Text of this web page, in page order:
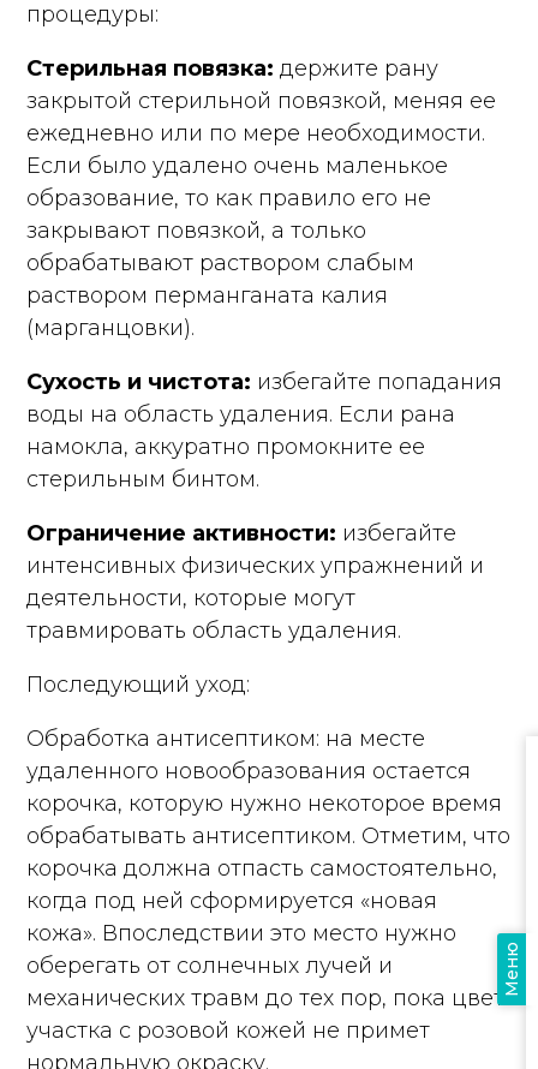
Меню
процедуры:
Стерильная повязка: держите рану
закрытой стерильной повязкой, меняя ее
ежедневно или по мере необходимости.
Если было удалено очень маленькое
образование, то как правило его не
закрывают повязкой, а только
обрабатывают раствором слабым
раствором перманганата калия
(марганцовки).
Сухость и чистота: избегайте попадания
воды на область удаления. Если рана
намокла, аккуратно промокните ее
стерильным бинтом.
Ограничение активности: избегайте
интенсивных физических упражнений и
деятельности, которые могут
травмировать область удаления.
Последующий уход:
Обработка антисептиком: на месте
удаленного новообразования остается
корочка, которую нужно некоторое время
обрабатывать антисептиком. Отметим, что
корочка должна отпасть самостоятельно,
когда под ней сформируется «новая
кожа». Впоследствии это место нужно
оберегать от солнечных лучей и
механических травм до тех пор, пока цвет
участка с розовой кожей не примет
нормальную окраску.